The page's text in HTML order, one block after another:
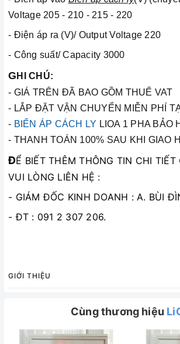
Voltage 205 - 210 - 215 - 220
- Điện áp ra (V)/ Output Voltage 220
- Công suất/ Capacity 3000
G HI CHÚ:
- GIÁ TRÊN ĐÃ BAO GỒM THUẾ VAT
- LẮP ĐẶT VẬN CHUYỂN MIỄN PHÍ
- BIẾN ÁP CÁCH LY LIOA 1 PHA BẢO
- THANH TOÁN 100% SAU KHI GIAO
ĐỂ BIẾT THÊM THÔNG TIN CHI TIẾT
VUI LÒNG LIÊN HỆ :
- GIÁM ĐỐC KINH DOANH : A. BÙI
- ĐT : 091 2 307 206.
GIỚI THIỆU
Cùng thương hiệu